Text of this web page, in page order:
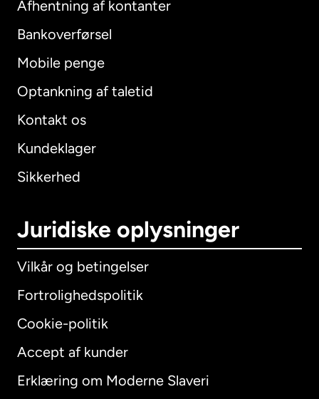
Afhentning af kontanter
Bankoverførsel
Mobile penge
Optankning af taletid
Kontakt os
Kundeklager
Sikkerhed
Juridiske oplysninger
Vilkår og betingelser
Fortrolighedspolitik
Cookie-politik
Accept af kunder
Erklæring om Moderne Slaveri
International English